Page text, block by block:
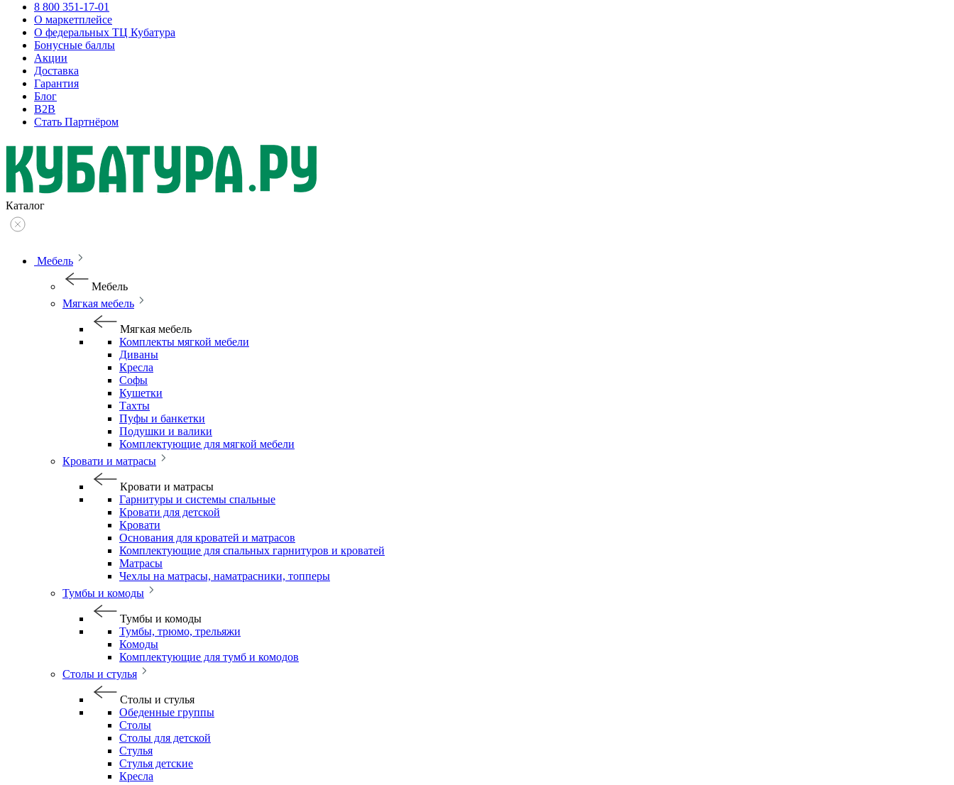
8 800 351-17-01
О маркетплейсе
О федеральных ТЦ Кубатура
Бонусные баллы
Акции
Доставка
Гарантия
Блог
B2B
Стать Партнёром
Каталог
Мебель
Мебель
Мягкая мебель
Мягкая мебель
Комплекты мягкой мебели
Диваны
Кресла
Софы
Кушетки
Тахты
Пуфы и банкетки
Подушки и валики
Комплектующие для мягкой мебели
Кровати и матрасы
Кровати и матрасы
Гарнитуры и системы спальные
Кровати для детской
Кровати
Основания для кроватей и матрасов
Комплектующие для спальных гарнитуров и кроватей
Матрасы
Чехлы на матрасы, наматрасники, топперы
Тумбы и комоды
Тумбы и комоды
Тумбы, трюмо, трельяжи
Комоды
Комплектующие для тумб и комодов
Столы и стулья
Столы и стулья
Обеденные группы
Столы
Столы для детской
Стулья
Стулья детские
Кресла